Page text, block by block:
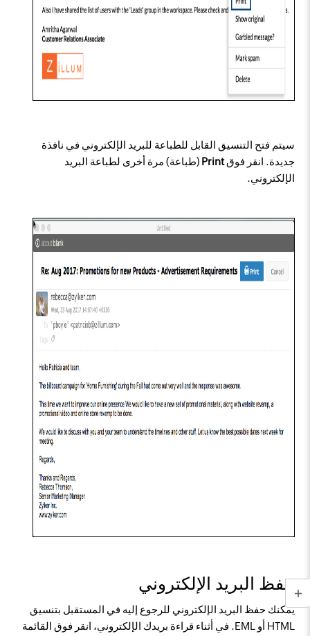
سيتم فتح التنسيق القابل للطباعة للبريد الإلكتروني في نافذة
جديدة. انقر فوقPrint (طباعة) مرة أخرى لطباعة البريد
الإلكتروني.
حفظ البريد الإلكتروني
يمكنك حفظ البريد الإلكتروني للرجوع إليه في المستقبل بتنسيق
HTML أو EML. في أثناء قراءة بريدك الإلكتروني، انقر فوق القائمة